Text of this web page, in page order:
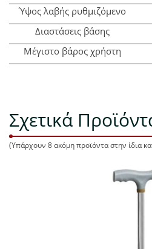
Ύψος λαβής ρυθμιζόμενο
Διαστάσεις βάσης
Μέγιστο βάρος χρήστη
Σχετικά
(Υπάρχουν 8 ακόμη προϊόντα στην ίδια